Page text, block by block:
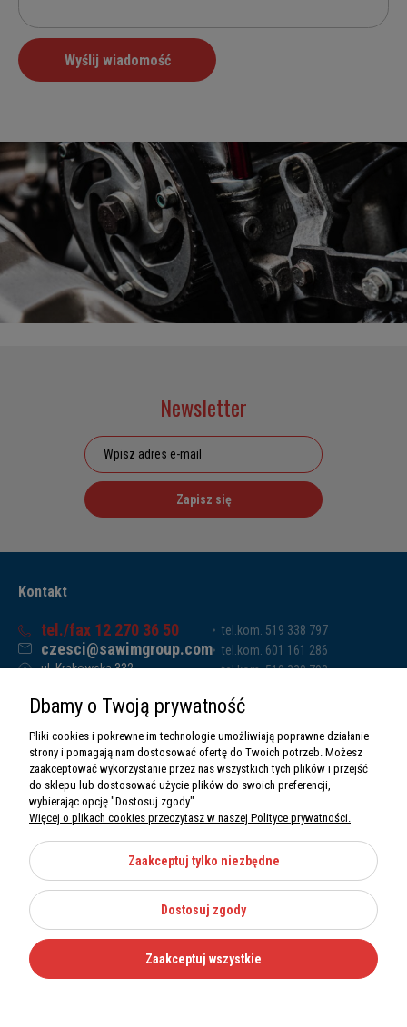
Newsletter
Zapisz się
Kontakt
tel./fax 12 270 36 50
czesci@sawimgroup.com
ul. Krakowska 332,
Sawim Group Mariusz Zdyb sp. k.
NIP: 5130284470
REGON: 5246591010
tel.kom. 519 338 797
tel.kom. 601 161 286
tel.kom. 519 338 793
O nas
Informacje
Moje konto
Kategorie
Dbamy o Twoją prywatność
Pliki cookies i pokrewne im technologie umożliwiają poprawne działanie
strony i pomagają nam dostosować ofertę do Twoich potrzeb. Możesz
zaakceptować wykorzystanie przez nas wszystkich tych plików i przejść
do sklepu lub dostosować użycie plików do swoich preferencji,
wybierając opcję "Dostosuj zgody".
Więcej o plikach cookies przeczytasz w naszej Polityce prywatności.
Zaakceptuj tylko niezbędne
Dostosuj zgody
Zaakceptuj wszystkie